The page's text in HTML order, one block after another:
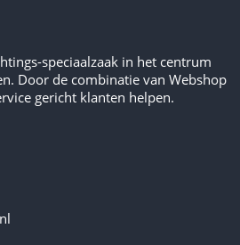
speciaalzaak in het centrum
Door de combinatie van Webshop
gericht klanten helpen.